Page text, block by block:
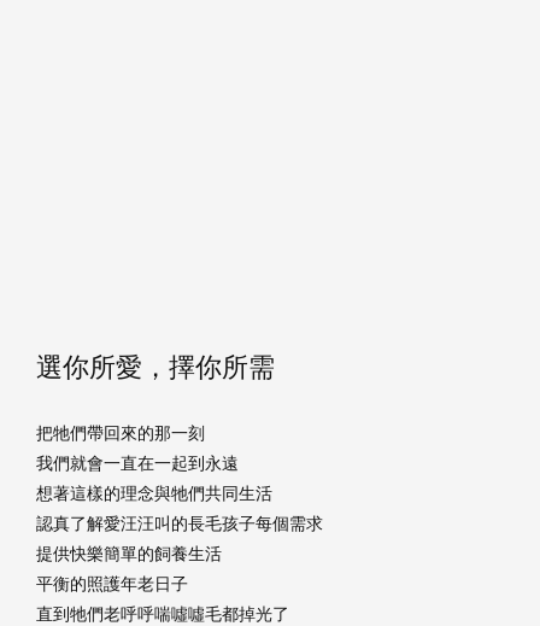
選你所愛，擇你所需
把牠們帶回來的那一刻
我們就會一直在一起到永遠
想著這樣的理念與牠們共同生活
認真了解愛汪汪叫的長毛孩子每個需求
提供快樂簡單的飼養生活
平衡的照護年老日子
直到牠們老呼呼喘噓噓毛都掉光了